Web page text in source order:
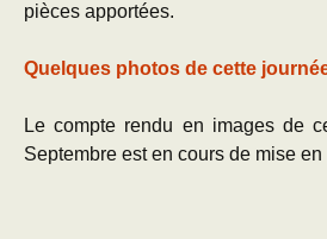
pièces apportées.
Quelques photos de cette
Le compte rendu en images de
Septembre est en cours de mise en